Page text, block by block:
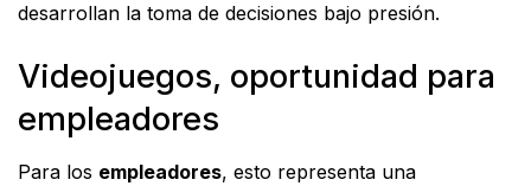
desarrollan la toma de decisiones bajo presión.
Videojuegos, oportunidad para
empleadores
Para los empleadores, esto representa una